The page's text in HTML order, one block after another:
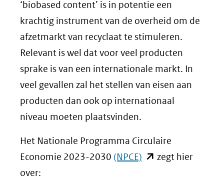
‘biobased content’ is in potentie een
krachtig instrument van de overheid om de
afzetmarkt van recyclaat te stimuleren.
Relevant is wel dat voor veel producten
sprake is van een internationale markt. In
veel gevallen zal het stellen van eisen aan
producten dan ook op internationaal
niveau moeten plaatsvinden.
Het Nationale Programma Circulaire
Economie 2023-2030 (NPCE) (opentzegt hier
over: